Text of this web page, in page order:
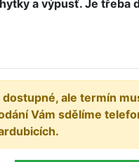
a výpusť. Je třeba
ale termín
Vám sdělíme